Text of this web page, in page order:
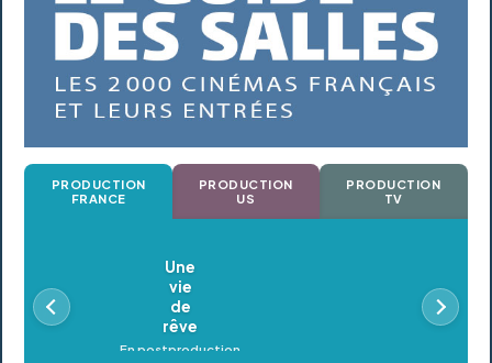
PRODUCTION
FRANCE
PRODUCTION
US
PRODUCTION
TV
Oldeupe
En postproduction